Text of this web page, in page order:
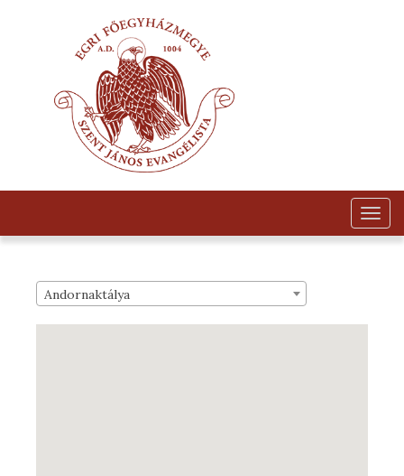
Andornaktálya